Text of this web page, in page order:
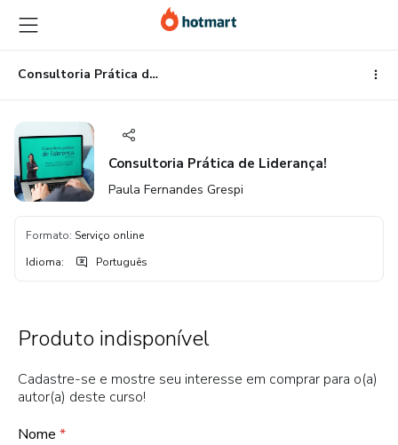
para
o
conteúdo
principal
para
o
pagamento
para
o
rodapé
Consultoria Prática de Liderança!
Consultoria Prática de Liderança!
Paula Fernandes Grespi
Formato: Serviço online
Idioma: Português
Produto indisponível
Cadastre-se e mostre seu interesse em comprar para o(a)
autor(a) deste curso!
Nome *